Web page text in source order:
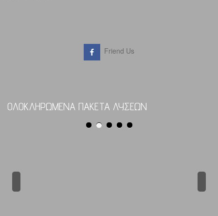
Friend Us
ΟΛΟΚΛΗΡΩΜΕΝΑ ΠΑΚΕΤΑ ΛΥΣΕΩΝ
Previous Next